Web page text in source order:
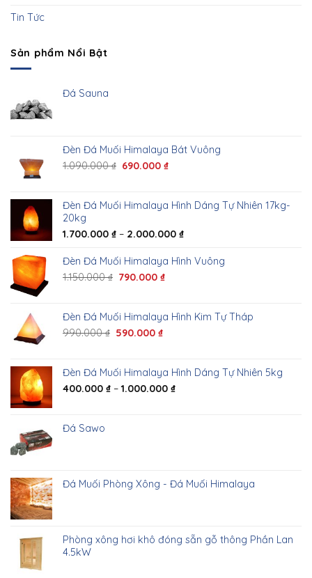
Tin Tức
Sản phẩm Nổi Bật
Đá Sauna
Đèn Đá Muối Himalaya Bát Vuông
1.090.000₫ 690.000₫
Đèn Đá Muối Himalaya Hình Dáng Tự Nhiên 17kg-
20kg
1.700.000 ₫ – 2.000.000 ₫
Đèn Đá Muối Himalaya Hình Vuông
1.150.000₫ 790.000₫
Đèn Đá Muối Himalaya Hình Kim Tự Tháp
990.000₫ 590.000₫
Đèn Đá Muối Himalaya Hình Dáng Tự Nhiên 5kg
400.000 ₫ –1.000.000 ₫
Đá Sawo
Đá Muối Phòng Xông - Đá Muối Himalaya
Phòng xông hơi khô đóng sẵn gỗ thông Phần Lan
4.5kW